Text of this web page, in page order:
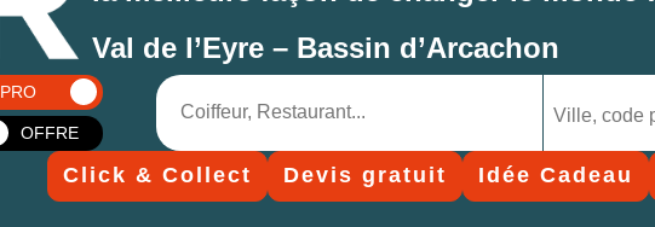
Val de l’Eyre – Bassin d’Arcachon
PRO
OFFRE
Click & Collect Devis gratuit Idée Cadeau